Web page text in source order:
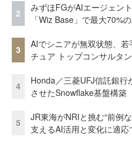
2
みずほFGがAIエージェン
「Wiz Base」で最大70%
3
AIでシニアが無双状態、
チュア トップコンサルタ
4
Honda／三菱UFJ信託銀行
させたSnowflake基盤構築
5
JR東海がNRIと挑む“前例
支えるAI活用と変化に適